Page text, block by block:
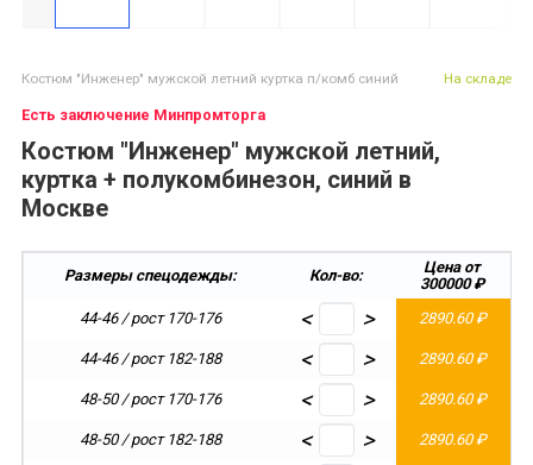
Костюм "Инженер" мужской летний куртка п/комб синий
Есть заключение Минпромторга
Костюм "Инженер" мужской летний,
куртка + полукомбинезон, синий в
Москве
На складе
Размеры спецодежды: Кол-во:
Цена от
300000 ₽
44-46 / рост 170-176
< > 2890.60 ₽
44-46 / рост 182-188 < > 2890.60 ₽
48-50 / рост 170-176 < > 2890.60 ₽
48-50 / рост 182-188 < > 2890.60 ₽